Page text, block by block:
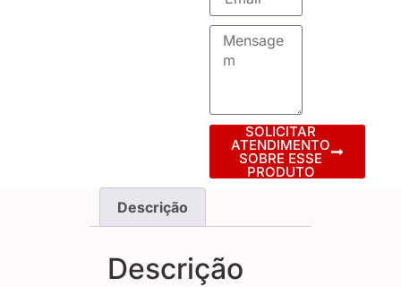
SOLICITAR
ATENDIMENTO
SOBRE ESSE
PRODUTO
Descrição
Descrição